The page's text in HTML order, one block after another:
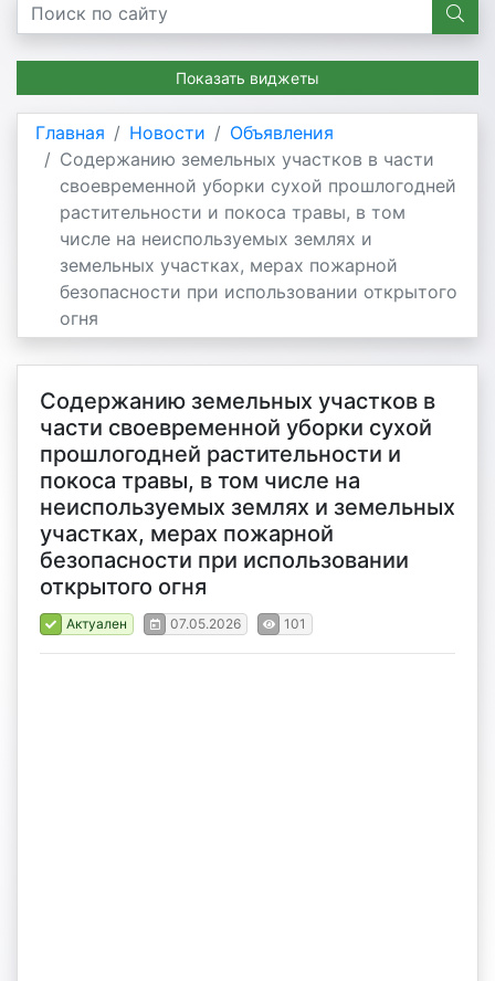
Показать виджеты
Главная Новости
Объявления
Содержанию земельных участков в части
своевременной уборки сухой прошлогодней
растительности и покоса травы, в том
числе на неиспользуемых землях и
земельных участках, мерах пожарной
безопасности при использовании открытого
огня
Содержанию земельных участков в
части своевременной уборки сухой
прошлогодней растительности и
покоса травы, в том числе на
неиспользуемых землях и земельных
участках, мерах пожарной
безопасности при использовании
открытого огня
Актуален 07.05.2026 101